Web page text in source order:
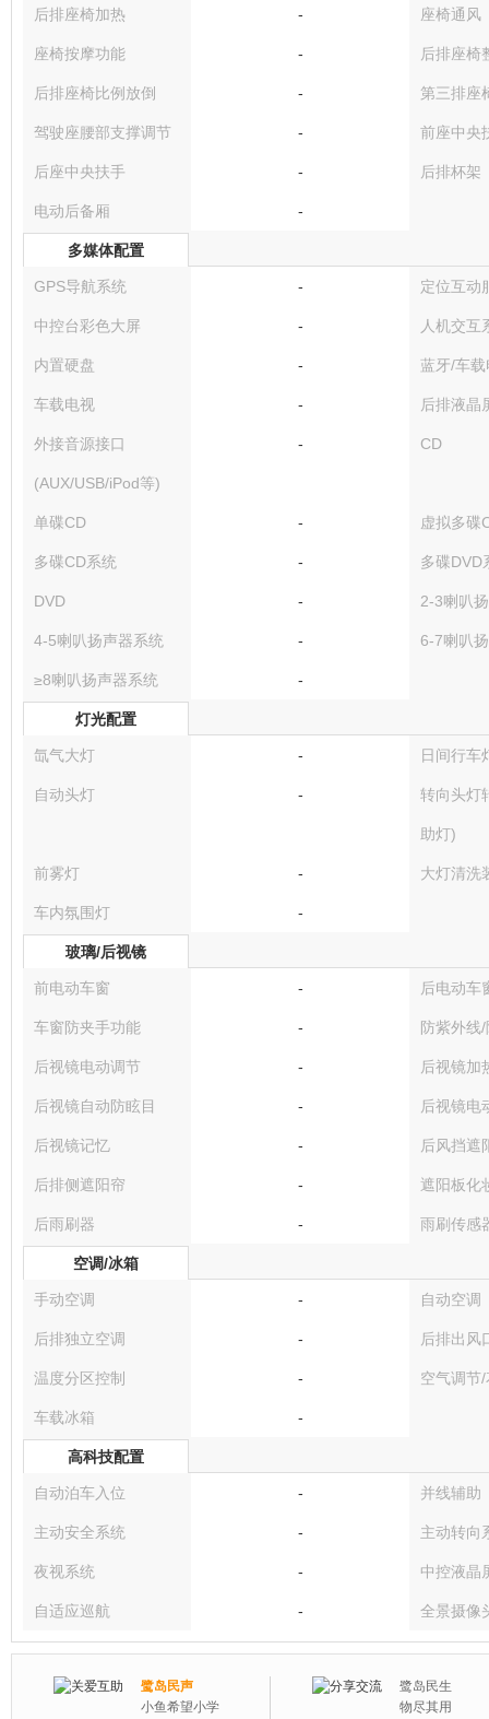
后排座椅加热 - 座椅通风
座椅按摩功能 - 后排座椅
后排座椅比例放倒 - 第三排座
驾驶座腰部支撑调节 - 前座中央
后座中央扶手 - 后排杯架
电动后备厢 -
多媒体配置
GPS导航系统 - 定位互动
中控台彩色大屏 - 人机交互
内置硬盘 - 蓝牙/车载
车载电视 - 后排液晶
外接音源接口
(AUX/USB/iPod等)
- CD
单碟CD - 虚拟多碟
多碟CD系统 - 多碟DVD
DVD - 2-3喇叭
4-5喇叭扬声器系统 - 6-7喇叭
≥8喇叭扬声器系统 -
灯光配置
氙气大灯 - 日间行车
自动头灯 - 转向头灯
助灯)
前雾灯 - 大灯清洗
车内氛围灯 -
玻璃/后视镜
前电动车窗 - 后电动车
车窗防夹手功能 - 防紫外线
后视镜电动调节 - 后视镜加
后视镜自动防眩目 - 后视镜电
后视镜记忆 - 后风挡遮
后排侧遮阳帘 - 遮阳板化
后雨刷器 - 雨刷传感
空调/冰箱
手动空调 - 自动空调
后排独立空调 - 后排出风
温度分区控制 - 空气调节
车载冰箱 -
高科技配置
自动泊车入位 - 并线辅助
主动安全系统 - 主动转向
夜视系统 - 中控液晶
自适应巡航 - 全景摄像
鹭岛民声
小鱼希望小学
鹭岛民生
物尽其用